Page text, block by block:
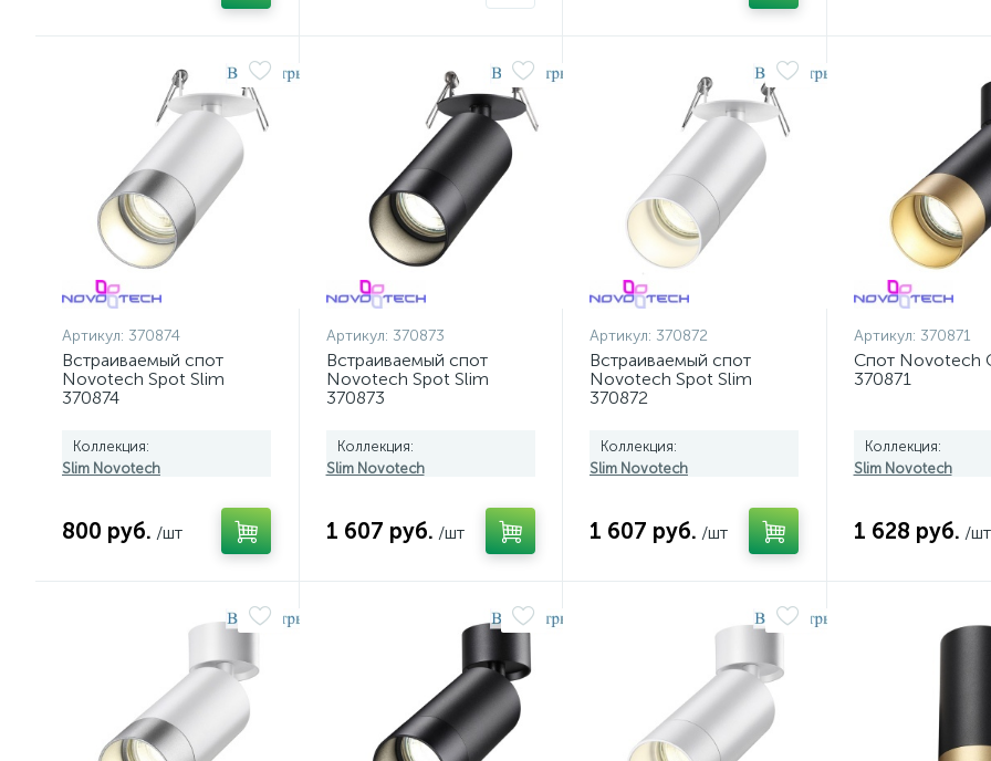
Артикул: 370874
Встраиваемый спот
Novotech Spot Slim
370874
Коллекция:
Slim Novotech
800 руб. /шт
Артикул: 370873
Встраиваемый спот
Novotech Spot Slim
370873
Коллекция:
Slim Novotech
1 607 руб. /шт
Артикул: 370872
Встраиваемый спот
Novotech Spot Slim
370872
Коллекция:
Slim Novotech
1 607 руб. /шт
Артикул: 370871
Спот Novotech
370871
Коллекция:
Slim Novotech
1 628 руб. /шт